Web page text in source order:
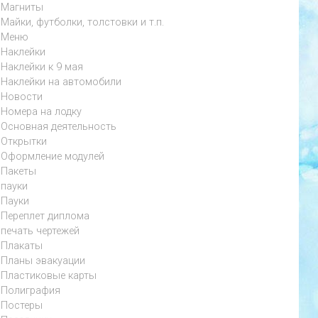
Магниты
Майки, футболки, толстовки и т.п.
Меню
Наклейки
Наклейки к 9 мая
Наклейки на автомобили
Новости
Номера на лодку
Основная деятельность
Открытки
Оформление модулей
Пакеты
пауки
Пауки
Переплет диплома
печать чертежей
Плакаты
Планы эвакуации
Пластиковые карты
Полиграфия
Постеры